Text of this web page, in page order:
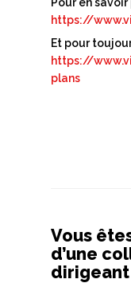
https://
Et pour
https://
plans
Vous
d’une
dirigeant